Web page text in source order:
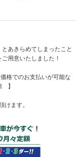
あきらめてしまったこと
用意いたしました！
格でのお支払いが可能な
】
けます。